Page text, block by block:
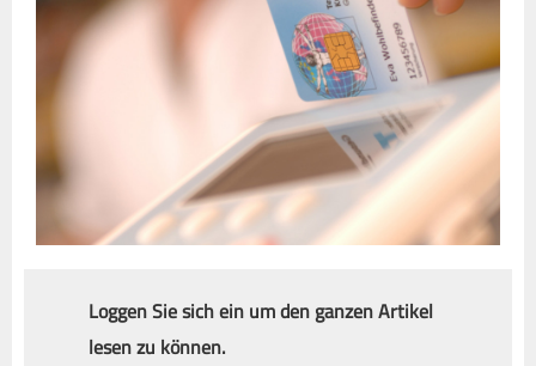
Loggen Sie sich ein um den ganzen Artikel
lesen zu können.